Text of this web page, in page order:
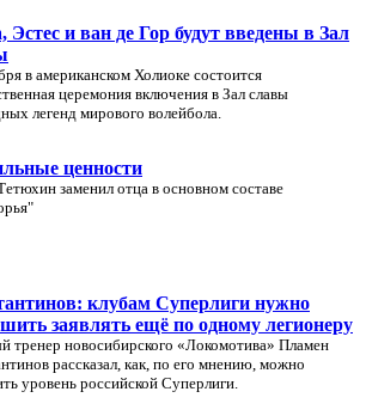
и ван де Гор будут введены в Зал
в американском Холиоке состоится
церемония включения в Зал славы
легенд мирового волейбола.
ценности
заменил отца в основном составе
клубам Суперлиги нужно
заявлять ещё по одному легионеру
тренер новосибирского «Локомотива» Пламен
рассказал, как, по его мнению, можно
уровень российской Суперлиги.